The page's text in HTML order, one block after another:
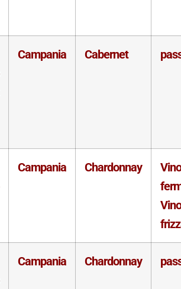
Campania Cabernet
Campania Chardonnay
Vino
Vino
Campania Chardonnay